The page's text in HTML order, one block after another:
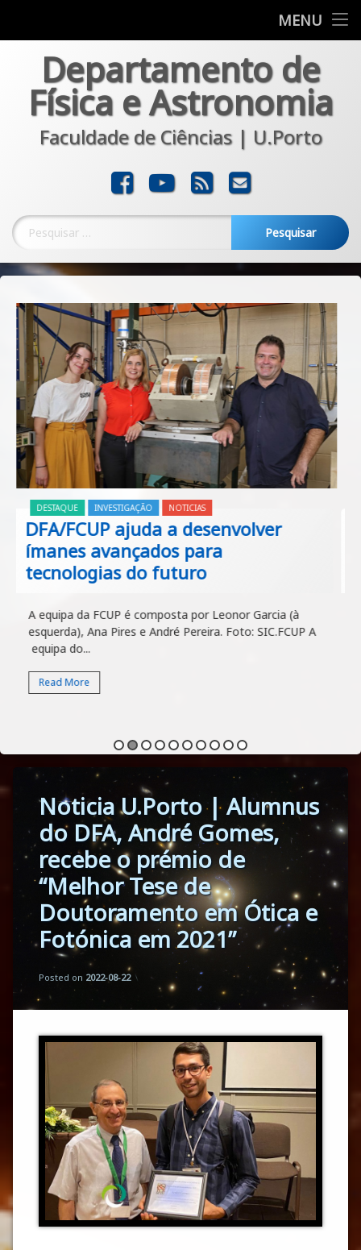
MENU
Formação
Investigação
Comunicação
Noticias
Departamento de
Física e Astronomia
Faculdade de Ciências | U.Porto
FacebookYouTube
RSS E-mail
Pesquisar por:
DESTAQUE INVESTIGAÇÃO NOTICIAS
DFA/FCUP ajuda a desenvolver
ímanes avançados para
tecnologias do futuro
A equipa da FCUP é composta por Leonor Garcia (à
esquerda), Ana Pires e André Pereira. Foto: SIC.FCUP A
equipa do...
Read More
Noticia U.Porto | Alumnus
do DFA, André Gomes,
recebe o prémio de
“Melhor Tese de
Doutoramento em Ótica e
Fotónica em 2021”
Posted on 2022-08-22
Updated on 2024-11-27
Mario Monteiro